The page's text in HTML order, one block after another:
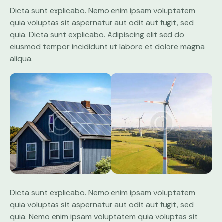
Dicta sunt explicabo. Nemo enim ipsam voluptatem
quia voluptas sit aspernatur aut odit aut fugit, sed
quia. Dicta sunt explicabo. Adipiscing elit sed do
eiusmod tempor incididunt ut labore et dolore magna
aliqua.
Dicta sunt explicabo. Nemo enim ipsam voluptatem
quia voluptas sit aspernatur aut odit aut fugit, sed
quia. Nemo enim ipsam voluptatem quia voluptas sit